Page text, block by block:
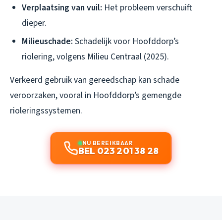
Verplaatsing van vuil: Het probleem verschuift
dieper.
Milieuschade: Schadelijk voor Hoofddorp’s
riolering, volgens Milieu Centraal (2025).
Verkeerd gebruik van gereedschap kan schade
veroorzaken, vooral in Hoofddorp’s gemengde
rioleringssystemen.
NU BEREIKBAAR
BEL 023 201 38 28